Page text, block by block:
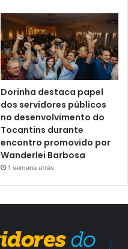
Dorinha destaca papel
dos servidores públicos
no desenvolvimento do
Tocantins durante
encontro promovido por
Wanderlei Barbosa
1 semana atrás